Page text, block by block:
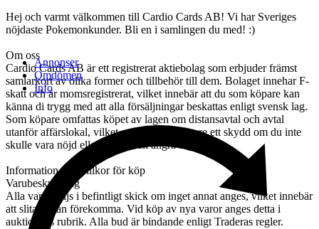
Hej och varmt välkommen till Cardio Cards AB! Vi har Sveriges
nöjdaste Pokemonkunder. Bli en i samlingen du med! :)
Om oss
Cardio Cards AB är ett registrerat aktiebolag som erbjuder främst
samlarkort av olika former och tillbehör till dem. Bolaget innehar F-
skatt och är momsregistrerat, vilket innebär att du som köpare kan
känna di trygg med att alla försäljningar beskattas enligt svensk lag.
Som köpare omfattas köpet av lagen om distansavtal och avtal
utanför affärslokal, vilket ger dig som köpare ett skydd om du inte
skulle vara nöjd eller helt enkelt ångra dig.
Information och villkor för köp
Varubeskrivning
Alla varor säljs i befintligt skick om inget annat anges, vilket innebär
att slitage kan förekomma. Vid köp av nya varor anges detta i
auktionens rubrik. Alla bud är bindande enligt Traderas regler.
Annonser
Omdömen
Info